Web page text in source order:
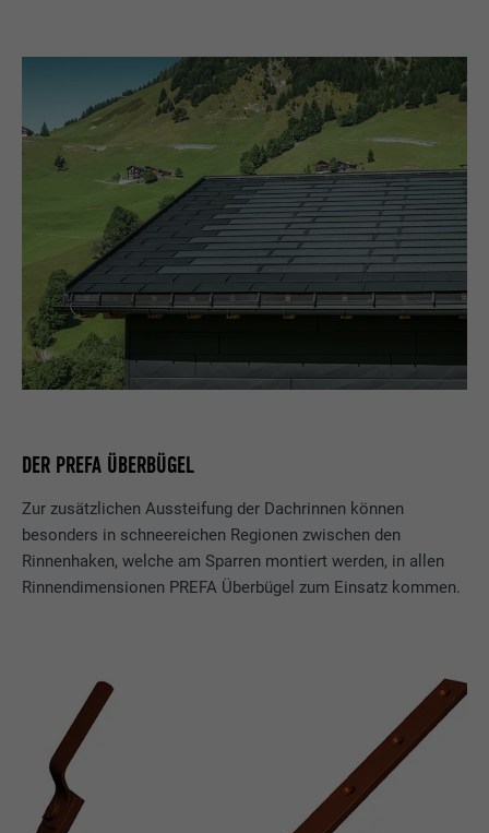
DER PREFA ÜBERBÜGEL
Zur zusätzlichen Aussteifung der Dachrinnen können
besonders in schneereichen Regionen zwischen den
Rinnenhaken, welche am Sparren montiert werden, in allen
Rinnendimensionen PREFA Überbügel zum Einsatz kommen.